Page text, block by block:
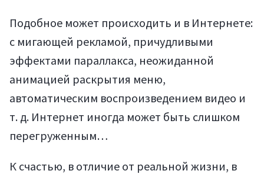
Подобное может происходить и в Интернете:
с мигающей рекламой, причудливыми
эффектами параллакса, неожиданной
анимацией раскрытия меню,
автоматическим воспроизведением видео и
т. д. Интернет иногда может быть слишком
перегруженным…
К счастью, в отличие от реальной жизни, в